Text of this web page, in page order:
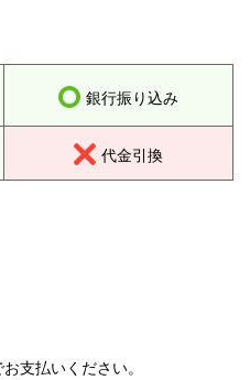
銀行振り込み
代金引換
支払いください。